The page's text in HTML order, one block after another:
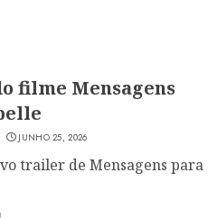
filme Mensagens
JUNHO 25, 2026
trailer de Mensagens para